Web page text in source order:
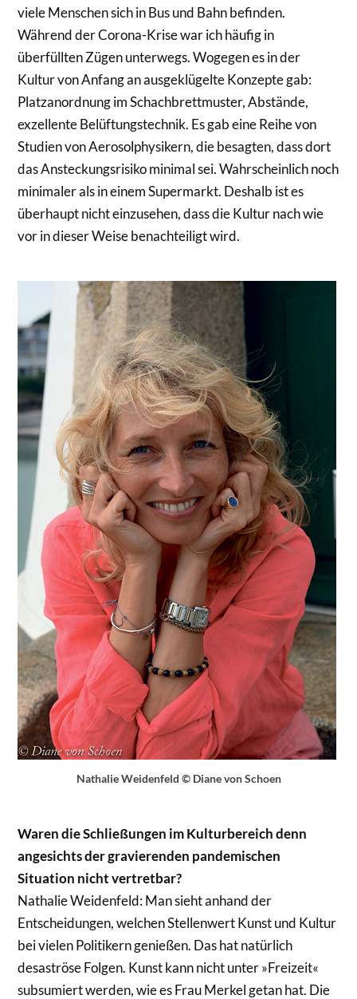
viele Menschen sich in Bus und Bahn befinden.
Während der Corona-Krise war ich häufig in
überfüllten Zügen unterwegs. Wogegen es in der
Kultur von Anfang an ausgeklügelte Konzepte gab:
Platzanordnung im Schachbrettmuster, Abstände,
exzellente Belüftungstechnik. Es gab eine Reihe von
Studien von Aerosolphysikern, die besagten, dass dort
das Ansteckungsrisiko minimal sei. Wahrscheinlich noch
minimaler als in einem Supermarkt. Deshalb ist es
überhaupt nicht einzusehen, dass die Kultur nach wie
vor in dieser Weise benachteiligt wird.
Nathalie Weidenfeld © Diane von Schoen
Waren die Schließungen im Kulturbereich denn
angesichts der gravierenden pandemischen
Situation nicht vertretbar?
Nathalie Weidenfeld: Man sieht anhand der
Entscheidungen, welchen Stellenwert Kunst und Kultur
bei vielen Politikern genießen. Das hat natürlich
desaströse Folgen. Kunst kann nicht unter »Freizeit«
subsumiert werden, wie es Frau Merkel getan hat. Die